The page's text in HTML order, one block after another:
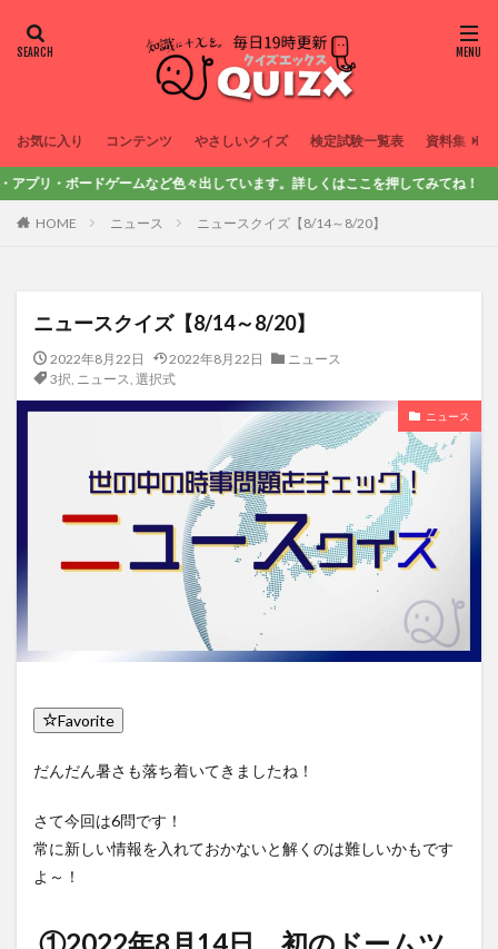
お気に入り コンテンツ やさしいクイズ 検定試験一覧表 資料集
ームなど色々出しています。詳しくはここを押してみてね！
HOME ニュース ニュースクイズ【8/14～8/20】
ニュースクイズ【8/14～8/20】
2022年8月22日 2022年8月22日
ニュース
3択, ニュース, 選択式
ニュース
Favorite
だんだん暑さも落ち着いてきましたね！
さて今回は6問です！
常に新しい情報を入れておかないと解くのは難しいかもです
よ～！